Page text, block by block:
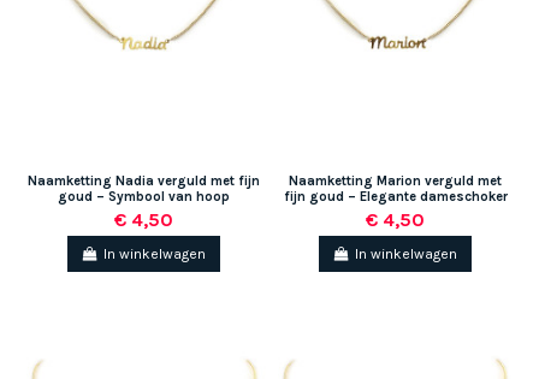
Naamketting Nadia verguld met fijn
goud – Symbool van hoop
€ 4,50
In winkelwagen
Naamketting Marion verguld met
fijn goud – Elegante dameschoker
€ 4,50
In winkelwagen